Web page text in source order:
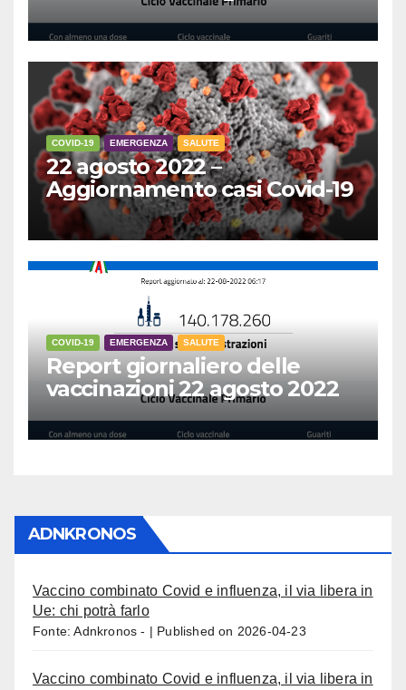
COVID-19 EMERGENZA SALUTE
22 agosto 2022 –
Aggiornamento casi Covid-19
COVID-19 EMERGENZA SALUTE
Report giornaliero delle
vaccinazioni 22 agosto 2022
ADNKRONOS
Vaccino combinato Covid e influenza, il via libera in
Ue: chi potrà farlo
Fonte: Adnkronos - Published on 2026-04-23
Vaccino combinato Covid e influenza, il via libera in